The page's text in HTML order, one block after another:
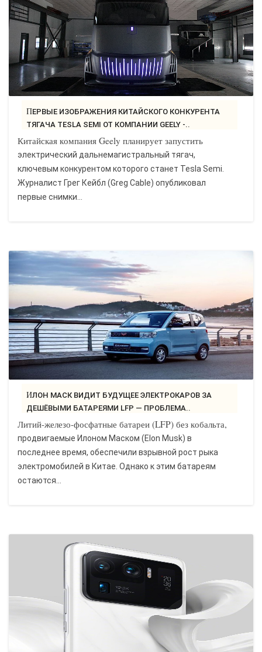
САЙТОСТРОЕНИЕ
РЕМОНТ И СОВЕТЫ
ИНТЕРНЕТ И СВЯЗЬ
УЧЕБНИК CSS
ПЕРВЫЕ ИЗОБРАЖЕНИЯ КИТАЙСКОГО КОНКУРЕНТА
ТЯГАЧА TESLA SEMI ОТ КОМПАНИИ GEELY -..
Китайская компания Geely планирует запустить
электрический дальнемагистральный тягач,
ключевым конкурентом которого станет Tesla Semi.
Журналист Грег Кейбл (Greg Cable) опубликовал
первые снимки...
ИЛОН МАСК ВИДИТ БУДУЩЕЕ ЭЛЕКТРОКАРОВ ЗА
ДЕШЁВЫМИ БАТАРЕЯМИ LFP — ПРОБЛЕМА..
Литий-железо-фосфатные батареи (LFP) без кобальта,
продвигаемые Илоном Маском (Elon Musk) в
последнее время, обеспечили взрывной рост рыка
электромобилей в Китае. Однако к этим батареям
остаются...